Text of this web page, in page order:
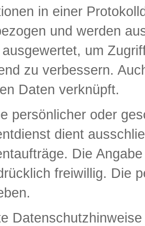
in einer
und werden
um
zu verbessern.
Daten verknüpft.
persönlicher oder
dient
Die
freiwillig. Die